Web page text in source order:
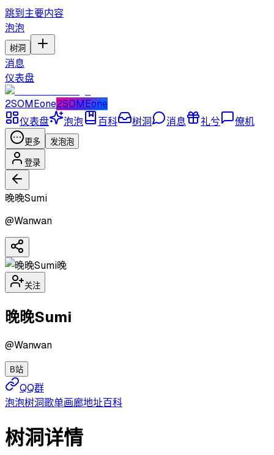
跳到主要内容
泡泡
树洞
消息
仪表盘
2SOMEone2SOMEone
仪表盘
泡泡 百科 树洞 消息 礼兮 僚机
更多 发泡泡
登录
晚晚Sumi
@Wanwan
晚
关注
晚晚Sumi
@Wanwan
B站
QQ群
泡泡树洞歌单画廊地址百科
树洞详情